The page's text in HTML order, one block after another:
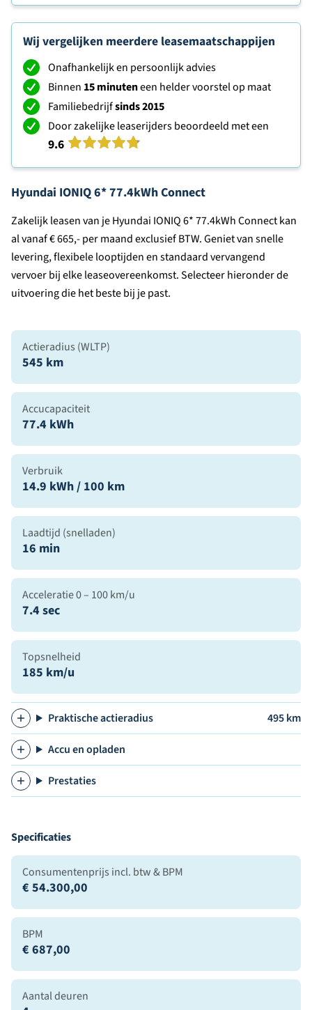
Wij vergelijken meerdere leasemaatschappijen
Onafhankelijk en persoonlijk advies
Binnen 15 minuteneen helder voorstel op maat
Familiebedrijfsinds 2015
Door zakelijke leaserijders beoordeeld met een
9.6
Hyundai IONIQ 6* 77.4kWh Connect
Zakelijk leasen van je Hyundai IONIQ 6* 77.4kWh Connect kan
al vanaf € 665,- per maand exclusief BTW. Geniet van snelle
levering, flexibele looptijden en standaard vervangend
vervoer bij elke leaseovereenkomst. Selecteer hieronder de
uitvoering die het beste bij je past.
Actieradius (WLTP)
545 km
Accucapaciteit
77.4 kWh
Verbruik
14.9 kWh / 100 km
Laadtijd (snelladen)
16 min
Acceleratie 0 – 100 km/u
7.4 sec
Topsnelheid
185 km/u
Praktische actieradius 495 km
Accu en opladen
Prestaties
Specificaties
Consumentenprijs incl. btw & BPM
€ 54.300,00
BPM
€ 687,00
Aantal deuren